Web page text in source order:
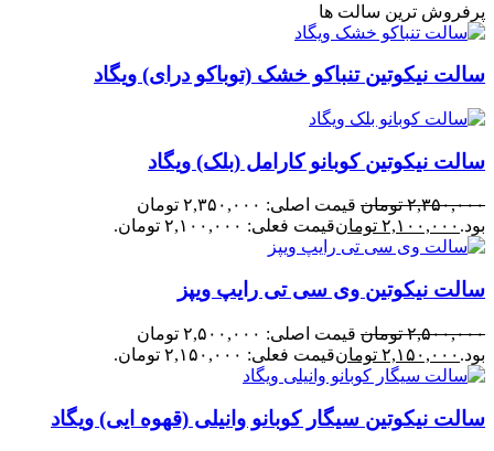
پرفروش ترین سالت ها
سالت نیکوتین تنباکو خشک (توباکو درای) ویگاد
سالت نیکوتین کوبانو کارامل (بلک) ویگاد
۲,۳۵۰,۰۰۰ تومان
قیمت اصلی: ۲,۳۵۰,۰۰۰ تومان
بود. ۲,۱۰۰,۰۰۰ تومانقیمت فعلی: ۲,۱۰۰,۰۰۰ تومان.
سالت نیکوتین وی سی تی رایپ ویپز
۲,۵۰۰,۰۰۰ تومان
قیمت اصلی: ۲,۵۰۰,۰۰۰ تومان
بود. ۲,۱۵۰,۰۰۰ تومانقیمت فعلی: ۲,۱۵۰,۰۰۰ تومان.
سالت نیکوتین سیگار کوبانو وانیلی (قهوه ایی) ویگاد